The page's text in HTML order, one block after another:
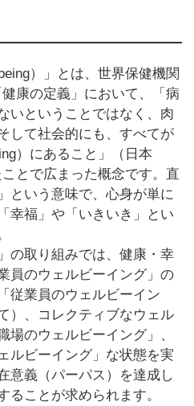
）」とは、世界保健機関
健康の定義」において、「病
いということではなく、肉
して社会的にも、すべてが
）にあること」（日本
とで広まった概念です。直
という意味で、心身が単に
幸福」や「いきいき」とい
の取り組みでは、健康・幸
員のウェルビーイング」の
従業員のウェルビーイン
）、コレクティブなウェル
場のウェルビーイング」、
ルビーイング」な状態を実
意義（パーパス）を達成し
ることが求められます。